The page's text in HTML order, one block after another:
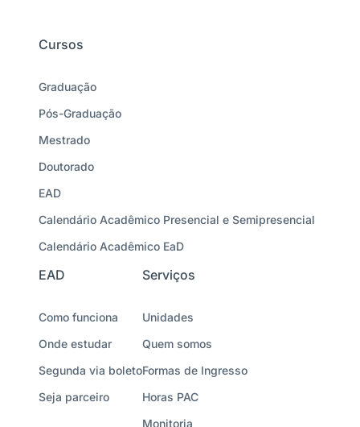
Cursos
Graduação
Pós-Graduação
Mestrado
Doutorado
EAD
Calendário Acadêmico Presencial e Semipresencial
Calendário Acadêmico EaD
EAD
Como funciona
Onde estudar
Segunda via boleto
Seja parceiro
Serviços
Unidades
Quem somos
Formas de Ingresso
Horas PAC
Monitoria